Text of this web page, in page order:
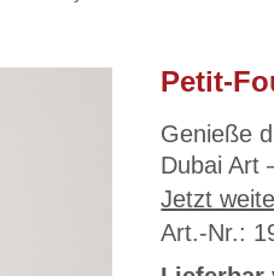
Petit-
Genieße
Dubai Art
mit einer
Diese
Jetzt
Art.-Nr.: